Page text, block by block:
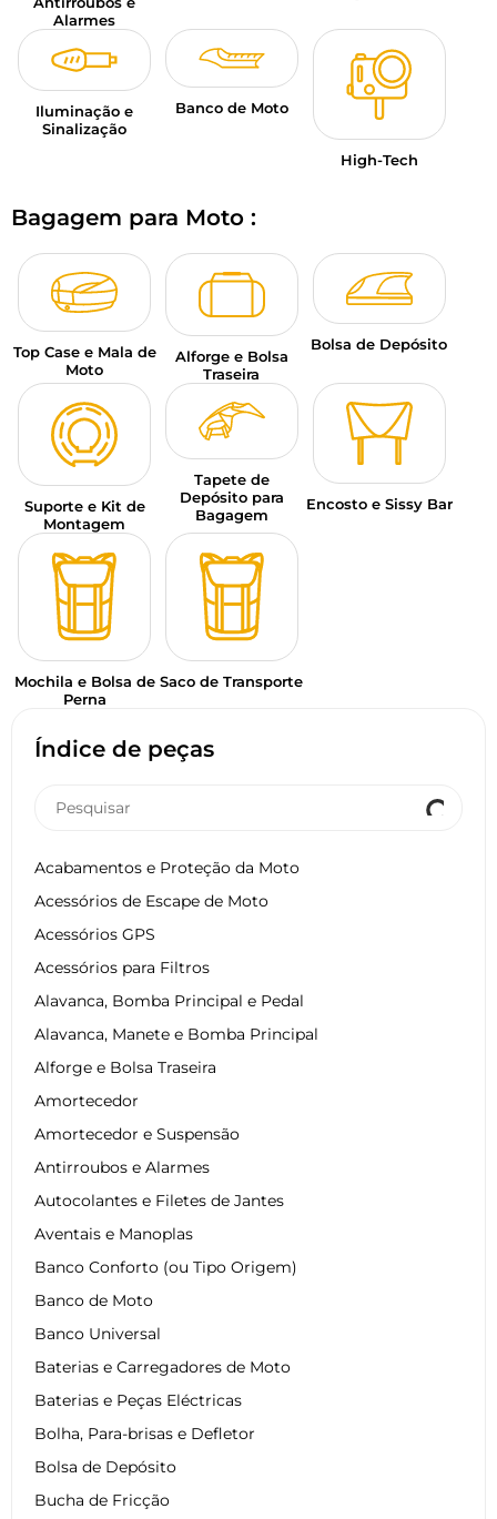
Índice de peças
Acabamentos e Proteção da Moto
Acessórios de Escape de Moto
Acessórios GPS
Acessórios para Filtros
Alavanca, Bomba Principal e Pedal
Alavanca, Manete e Bomba Principal
Alforge e Bolsa Traseira
Amortecedor
Amortecedor e Suspensão
Antirroubos e Alarmes
Autocolantes e Filetes de Jantes
Aventais e Manoplas
Banco Conforto (ou Tipo Origem)
Banco de Moto
Banco Universal
Baterias e Carregadores de Moto
Baterias e Peças Eléctricas
Bolha, Para-brisas e Defletor
Bolsa de Depósito
Bucha de Fricção
Alarmes
Iluminação e
Sinalização
Banco de Moto
High-Tech
Bagagem para Moto :
Top Case e Mala de
Moto
Alforge e Bolsa
Traseira
Bolsa de Depósito
Suporte e Kit de
Montagem
Tapete de
Depósito para
Bagagem
Encosto e Sissy Bar
Mochila e Bolsa de
Perna
Saco de Transporte